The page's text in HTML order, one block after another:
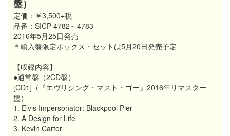
盤）
定価：￥3,500+税
品番：SICP 4782～4783
2016年5月25日発売
＊輸入盤限定ボックス・セットは5月20日発売予定
【収録内容】
●通常盤（2CD盤）
[CD1]（『エヴリシング・マスト・ゴー』2016年リマスター
盤）
1. Elvis Impersonator: Blackpool Pier
2. A Design for Life
3. Kevin Carter